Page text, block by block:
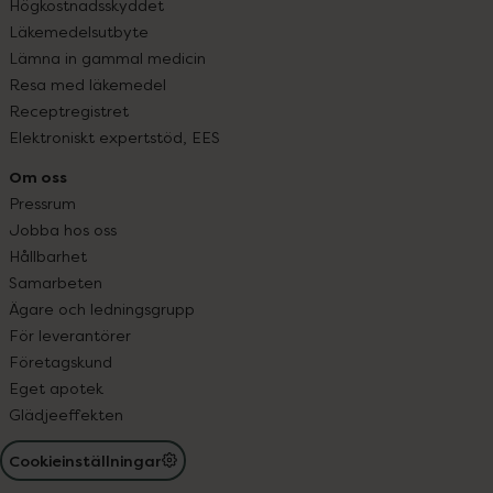
Högkostnadsskyddet
Läkemedelsutbyte
Lämna in gammal medicin
Resa med läkemedel
Receptregistret
Elektroniskt expertstöd, EES
Om oss
Pressrum
Jobba hos oss
Hållbarhet
Samarbeten
Ägare och ledningsgrupp
För leverantörer
Företagskund
Eget apotek
Glädjeeffekten
Cookieinställningar